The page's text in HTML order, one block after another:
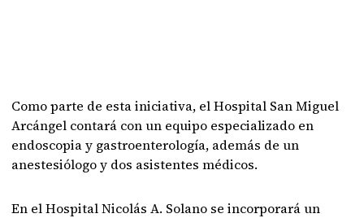
Como parte de esta iniciativa, el Hospital San Miguel
Arcángel contará con un equipo especializado en
endoscopia y gastroenterología, además de un
anestesiólogo y dos asistentes médicos.
En el Hospital Nicolás A. Solano se incorporará un